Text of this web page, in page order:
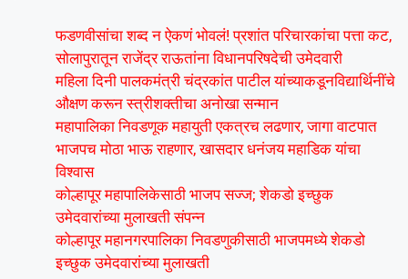
फडणवीसांचा शब्द न ऐकणं भोवलं! प्रशांत परिचारकांचा पत्ता कट,
सोलापुरातून राजेंद्र राऊतांना विधानपरिषदेची उमेदवारी
महिला दिनी पालकमंत्री चंद्रकांत पाटील यांच्याकडूनविद्यार्थिनींचे
औक्षण करून स्त्रीशक्तीचा अनोखा सन्मान
महापालिका निवडणूक महायुती एकत्रच लढणार, जागा वाटपात
भाजपच मोठा भाऊ राहणार, खासदार धनंजय महाडिक यांचा
विश्वास
कोल्हापूर महापालिकेसाठी भाजप सज्ज; शेकडो इच्छुक
उमेदवारांच्या मुलाखती संपन्न
कोल्हापूर महानगरपालिका निवडणुकीसाठी भाजपमध्ये शेकडो
इच्छुक उमेदवारांच्या मुलाखती